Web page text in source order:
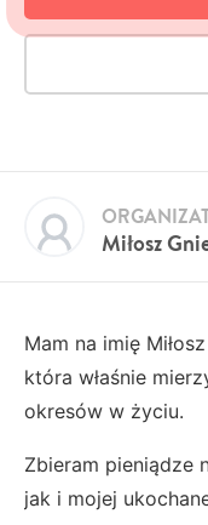
Miłosz
Mam na imię
która właśnie
okresów w życiu.
Zbieram pieniądze
jak i mojej